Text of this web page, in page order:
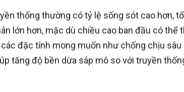
thống thường có tỷ lệ sống sót cao hơn,
lớn hơn, mặc dù chiều cao ban đầu có thể
đặc tính mong muốn như chống chịu sâu
tăng độ bền dừa sáp mô so với truyền